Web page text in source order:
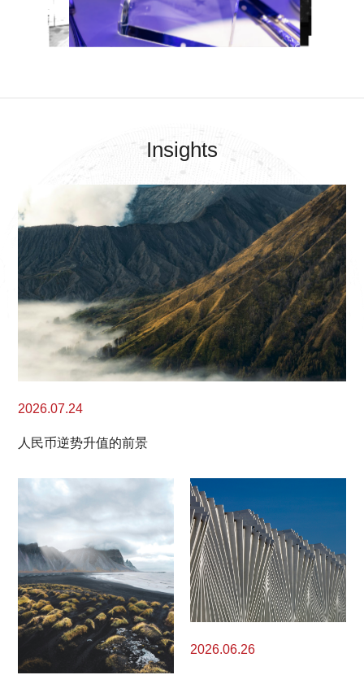
Insights
2026.07.24
人民币逆势升值的前景
2026.06.26